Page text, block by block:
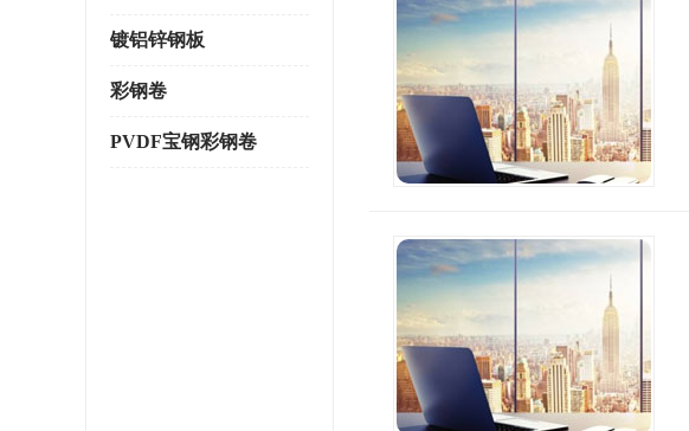
镀铝锌钢板
彩钢卷
PVDF宝钢彩钢卷